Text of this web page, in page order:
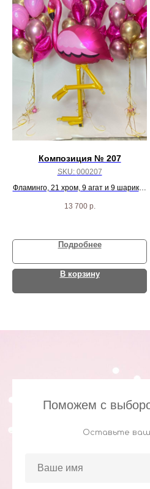
Композиция № 207
SKU: 000207
Фламинго, 21 хром, 9 агат и 9 шариков
13 700 р.
Подробнее
В корзину
Поможем с
Оставьте